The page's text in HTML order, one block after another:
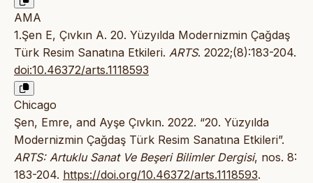
AMA
1.Şen E, Çıvkın A. 20. Yüzyılda Modernizmin Çağdaş
Türk Resim Sanatına Etkileri. ARTS. 2022;(8):183-204.
doi:10.46372/arts.1118593
Chicago
Şen, Emre, and Ayşe Çıvkın. 2022. “20. Yüzyılda
Modernizmin Çağdaş Türk Resim Sanatına Etkileri”.
ARTS: Artuklu Sanat Ve Beşeri Bilimler Dergisi, nos. 8:
183-204. https://doi.org/10.46372/arts.1118593.